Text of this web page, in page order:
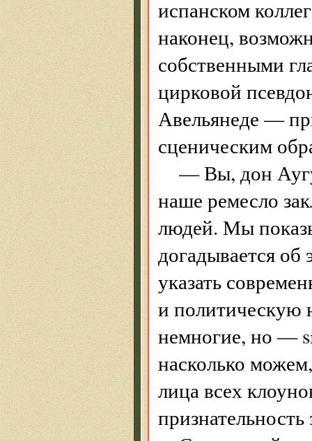
испанском
наконец,
собственными
цирковой
Авельянеде —
сценическим
— Вы, дон
наше ремесло
людей. Мы
догадывается
указать
и политическую
немногие, но —
насколько
лица всех